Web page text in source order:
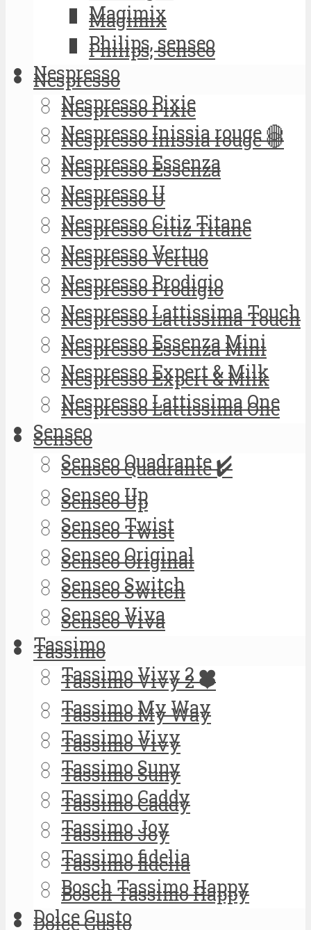
Magimix
Philips, senseo
Nespresso
Nespresso Pixie
Nespresso Inissia rouge 🔴
Nespresso Essenza
Nespresso U
Nespresso Citiz Titane
Nespresso Vertuo
Nespresso Prodigio
Nespresso Lattissima Touch
Nespresso Essenza Mini
Nespresso Expert & Milk
Nespresso Lattissima One
Senseo
Senseo Quadrante ✔️
Senseo Up
Senseo Twist
Senseo Original
Senseo Switch
Senseo Viva
Tassimo
Tassimo Vivy 2 ❤️
Tassimo My Way
Tassimo Vivy
Tassimo Suny
Tassimo Caddy
Tassimo Joy
Tassimo fidelia
Bosch Tassimo Happy
Dolce Gusto
Magimix
Philips, senseo
Nespresso
Nespresso Pixie
Nespresso Inissia rouge 🔴
Nespresso Essenza
Nespresso U
Nespresso Citiz Titane
Nespresso Vertuo
Nespresso Prodigio
Nespresso Lattissima Touch
Nespresso Essenza Mini
Nespresso Expert & Milk
Nespresso Lattissima One
Senseo
Senseo Quadrante ✔️
Senseo Up
Senseo Twist
Senseo Original
Senseo Switch
Senseo Viva
Tassimo
Tassimo Vivy 2 ❤️
Tassimo My Way
Tassimo Vivy
Tassimo Suny
Tassimo Caddy
Tassimo Joy
Tassimo fidelia
Bosch Tassimo Happy
Dolce Gusto